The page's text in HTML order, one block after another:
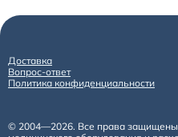
Доставка
Вопрос-ответ
Политика конфиденциальности
© 2004—2026. Все права